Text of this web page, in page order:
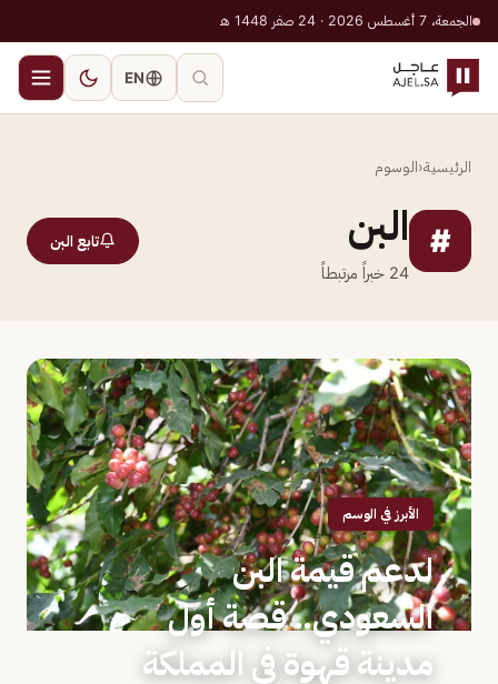
الجمعة، 7 أغسطس 2026 · 24 صفر 1448 هـ
EN
الرئيسية‹الوسوم
# البن
24 خبراً مرتبطاً
تابع البن
الأبرز في الوسم
لدعم قيمة البن
السعودي.. قصة أول
مدينة قهوة في المملكة